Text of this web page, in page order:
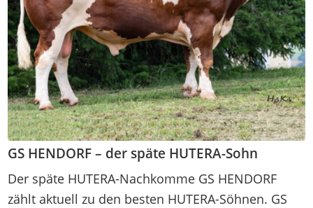
GS HENDORF – der späte HUTERA-Sohn
Der späte HUTERA-Nachkomme GS HENDORF
zählt aktuell zu den besten HUTERA-Söhnen. GS